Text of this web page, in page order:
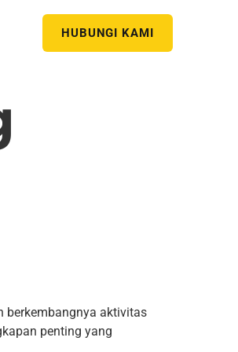
HUBUNGI KAMI
berkembangnya aktivitas
penting yang